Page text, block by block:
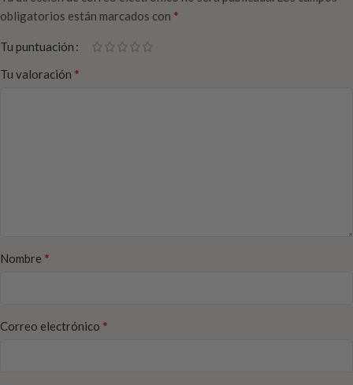
obligatorios están marcados con *
Tu puntuación
Tu valoración *
Nombre *
Correo electrónico *